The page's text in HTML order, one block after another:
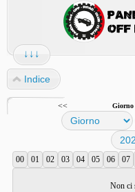
↓↓↓
Indice
<< Giorno
00 01 02 03 04 05 06 07
Non ci